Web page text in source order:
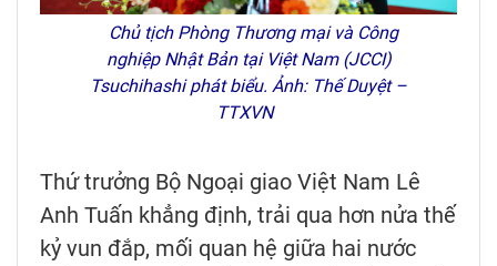
Chủ tịch Phòng Thương mại và Công
nghiệp Nhật Bản tại Việt Nam (JCCI)
Tsuchihashi phát biểu. Ảnh: Thế Duyệt –
TTXVN
Thứ trưởng Bộ Ngoại giao Việt Nam Lê
Anh Tuấn khẳng định, trải qua hơn nửa thế
kỷ vun đắp, mối quan hệ giữa hai nước